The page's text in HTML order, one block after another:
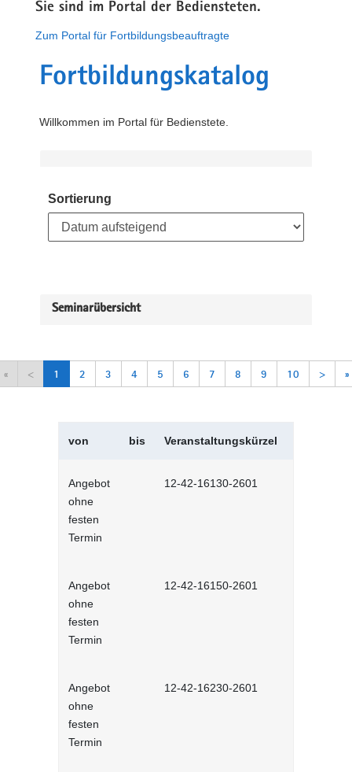
Sie sind im Portal der Bediensteten.
Zum Portal für Fortbildungsbeauftragte
Fortbildungskatalog
Willkommen im Portal für Bedienstete.
Sortierung
Seminarübersicht
« < 1 2 3 4 5 6 7 8 9 10 > »
von bis Veranstaltungskürzel
Angebot
ohne
festen
Termin
12-42-16130-2601
Angebot
ohne
festen
Termin
12-42-16150-2601
Angebot
ohne
festen
Termin
12-42-16230-2601